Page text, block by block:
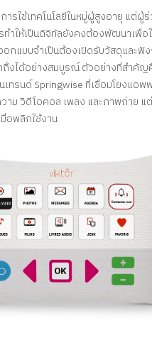
ารใช้เทคโนโลยีในหมู่ผู้สูงอายุ แต่ผู้
ำให้เป็นดิจิทัลยังคงต้องพัฒนาเพื่อ
แบบจำเป็นต้องเปิดรับวัสดุและฟัง
าถึงได้อย่างสมบูรณ์ ตัวอย่างที่สำคัญ
เทรนด์ Springwise ที่เชื่อมโยงแอพ
าม วิดีโอคอล เพลง และภาพถ่าย แ
อพลิกใช้งาน